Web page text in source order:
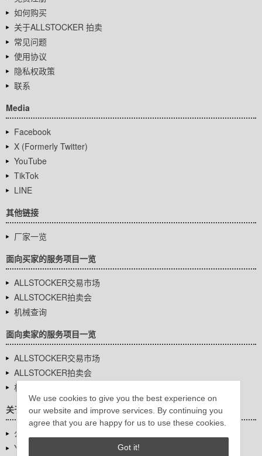
We use cookies to give you the best experience on
our website and improve services. By continuing you
agree that you are happy for us to use these cookies.
Got it!
如何购买
关于ALLSTOCKER 拍卖
常见问题
使用协议
隐私权政策
联系
Media
Facebook
X (Formerly Twitter)
YouTube
TikTok
LINE
其他链接
厂家一览
面向买家的服务项目一览
ALLSTOCKER交易市场
ALLSTOCKER拍卖会
机械查询
面向卖家的服务项目一览
ALLSTOCKER交易市场
ALLSTOCKER拍卖会
机械查询
关于我们
公司基本信息
YUTAKA Inc.